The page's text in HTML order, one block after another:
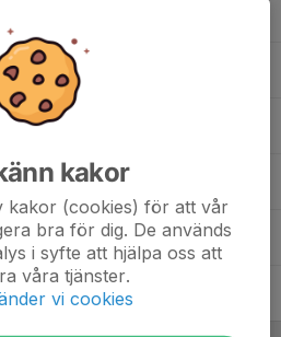
kakor
kakor (cookies) för att vår
bra för dig. De används
i syfte att hjälpa oss att
våra tjänster.
vi cookies